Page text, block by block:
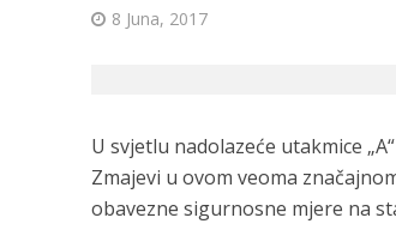
8 Juna, 2017
U svjetlu nadolazeće utakmice
Zmajevi u ovom veoma
obavezne sigurnosne mjere na